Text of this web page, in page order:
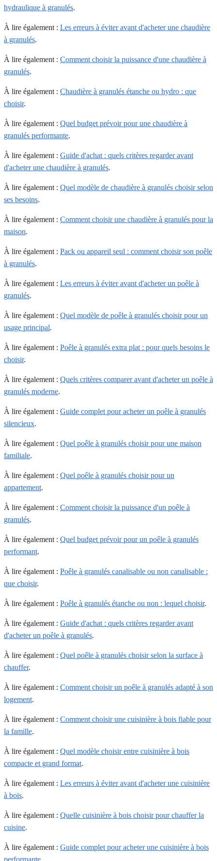
hydraulique à granulés.
À lire également : Les erreurs à éviter avant d'acheter une chaudière
à granulés.
À lire également : Comment choisir la puissance d'une chaudière à
granulés.
À lire également : Chaudière à granulés étanche ou hydro : que
choisir.
À lire également : Quel budget prévoir pour une chaudière à
granulés performante.
À lire également : Guide d'achat : quels critères regarder avant
d'acheter une chaudière à granulés.
À lire également : Quel modèle de chaudière à granulés choisir selon
ses besoins.
À lire également : Comment choisir une chaudière à granulés pour la
maison.
À lire également : Pack ou appareil seul : comment choisir son poêle
à granulés.
À lire également : Les erreurs à éviter avant d'acheter un poêle à
granulés.
À lire également : Quel modèle de poêle à granulés choisir pour un
usage principal.
À lire également : Poêle à granulés extra plat : pour quels besoins le
choisir.
À lire également : Quels critères comparer avant d'acheter un poêle à
granulés moderne.
À lire également : Guide complet pour acheter un poêle à granulés
silencieux.
À lire également : Quel poêle à granulés choisir pour une maison
familiale.
À lire également : Quel poêle à granulés choisir pour un
appartement.
À lire également : Comment choisir la puissance d'un poêle à
granulés.
À lire également : Quel budget prévoir pour un poêle à granulés
performant.
À lire également : Poêle à granulés canalisable ou non canalisable :
que choisir.
À lire également : Poêle à granulés étanche ou non : lequel choisir.
À lire également : Guide d'achat : quels critères regarder avant
d'acheter un poêle à granulés.
À lire également : Quel poêle à granulés choisir selon la surface à
chauffer.
À lire également : Comment choisir un poêle à granulés adapté à son
logement.
À lire également : Comment choisir une cuisinière à bois fiable pour
la famille.
À lire également : Quel modèle choisir entre cuisinière à bois
compacte et grand format.
À lire également : Les erreurs à éviter avant d'acheter une cuisinière
à bois.
À lire également : Quelle cuisinière à bois choisir pour chauffer la
cuisine.
À lire également : Guide complet pour acheter une cuisinière à bois
performante